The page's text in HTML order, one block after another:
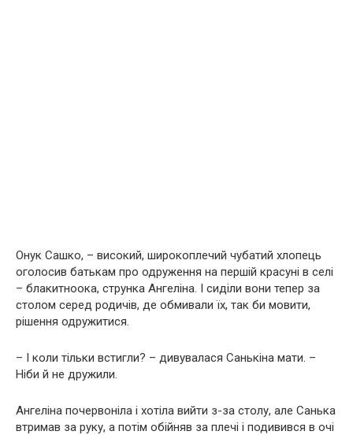
Онук Сашко, – високий, широкоплечий чубатий хлопець
оголосив батькам про одруження на першій красуні в селі
– блакитноока, струнка Ангеліна. І сиділи вони тепер за
столом серед родичів, де обмивали їх, так би мовити,
рішення одружитися.
– І коли тільки встигли? – дивувалася Санькіна мати. –
Ніби й не дружили.
Ангеліна почервоніла і хотіла вийти з-за столу, але Санька
втримав за руку, а потім обійняв за плечі і подивився в очі